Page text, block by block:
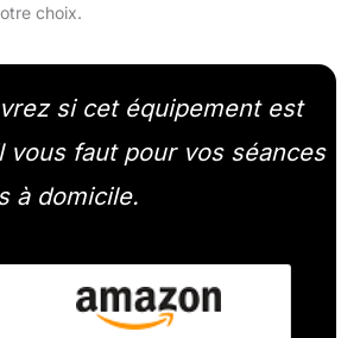
choix.
si cet équipement est
vous faut pour vos séances
à domicile.